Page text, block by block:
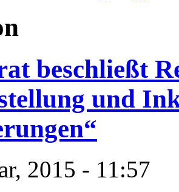
beschließt
und
2015 - 11:57